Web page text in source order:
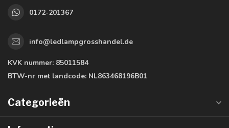
0172-201367
info@ledlampgrosshandel.de
KVK nummer: 85011584
BTW-nr met landcode: NL863468196B01
Categorieën